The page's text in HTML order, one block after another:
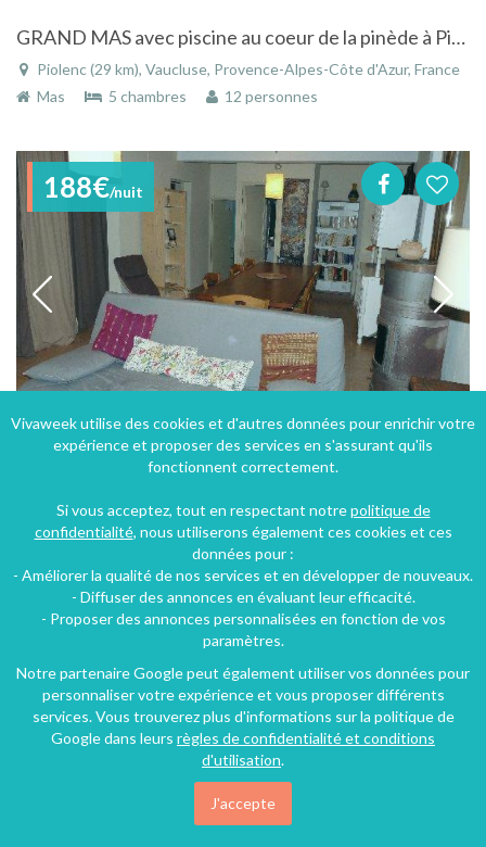
GRAND MAS avec piscine au coeur de la pinède à Piolenc dans le Vaucluse en Provence
Piolenc (29 km), Vaucluse, Provence-Alpes-Côte d'Azur, France
Mas
5 chambres 12 personnes
188€/nuit
Saint-Rémy-de-Provence (29 km), Bouches-du-Rhône, Provence-Alpes-Côte d'Azur, France
8 personnes
Vivaweek utilise des cookies et d'autres données pour enrichir votre
expérience et proposer des services en s'assurant qu'ils
fonctionnent correctement.
Si vous acceptez, tout en respectant notrepolitique de
confidentialité, nous utiliserons également ces cookies et ces
données pour :
- Améliorer la qualité de nos services et en développer de nouveaux.
- Diffuser des annonces en évaluant leur efficacité.
- Proposer des annonces personnalisées en fonction de vos
paramètres.
Notre partenaire Google peut également utiliser vos données pour
personnaliser votre expérience et vous proposer différents
services. Vous trouverez plus d'informations sur la politique de
Google dans leurs règles de confidentialité et conditions
d'utilisation.
J'accepte